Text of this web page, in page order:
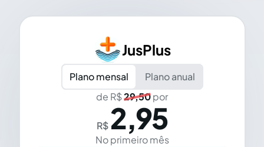
JusPlus
Plano mensal
Plano anual
de R$29,50por
R$ 2,95
No primeiro mês